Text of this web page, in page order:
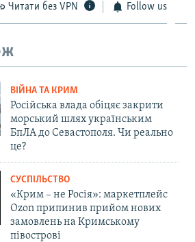
Читати без VPN Follow us
ВІЙНА ТА КРИМ
Російська влада обіцяє закрити
морський шлях українським
БпЛА до Севастополя. Чи реально
це?
СУСПІЛЬСТВО
«Крим – не Росія»: маркетплейс
Ozon припинив прийом нових
замовлень на Кримському
півострові